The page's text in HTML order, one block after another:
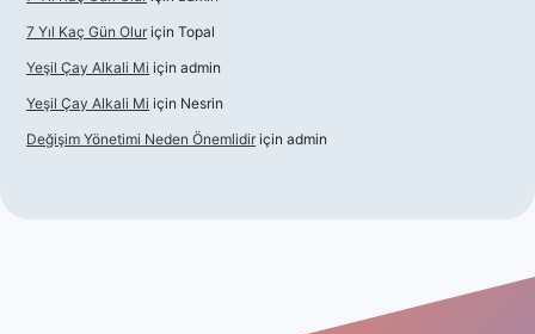
7 Yıl Kaç Gün Olur için Topal
Yeşil Çay Alkali Mi için admin
Yeşil Çay Alkali Mi için Nesrin
Değişim Yönetimi Neden Önemlidir için admin